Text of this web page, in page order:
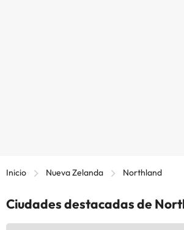
Inicio Nueva Zelanda Northland
Ciudades destacadas de